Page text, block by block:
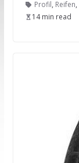
Profil, Reifen,
14 min read